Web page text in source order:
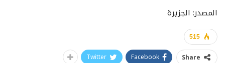
المصدر: الجزيرة
515
Share
Facebook
Twitter